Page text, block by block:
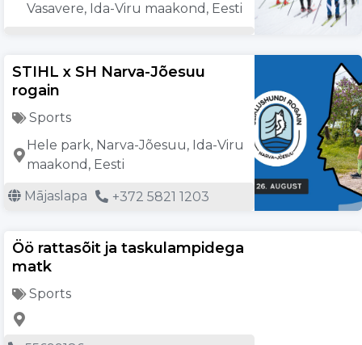
Vasavere, Ida-Viru maakond, Eesti
STIHL x SH Narva-Jõesuu
rogain
Sports
Hele park, Narva-Jõesuu, Ida-Viru
maakond, Eesti
Mājaslapa +372 5821 1203
Öö rattasõit ja taskulampidega
matk
Sports